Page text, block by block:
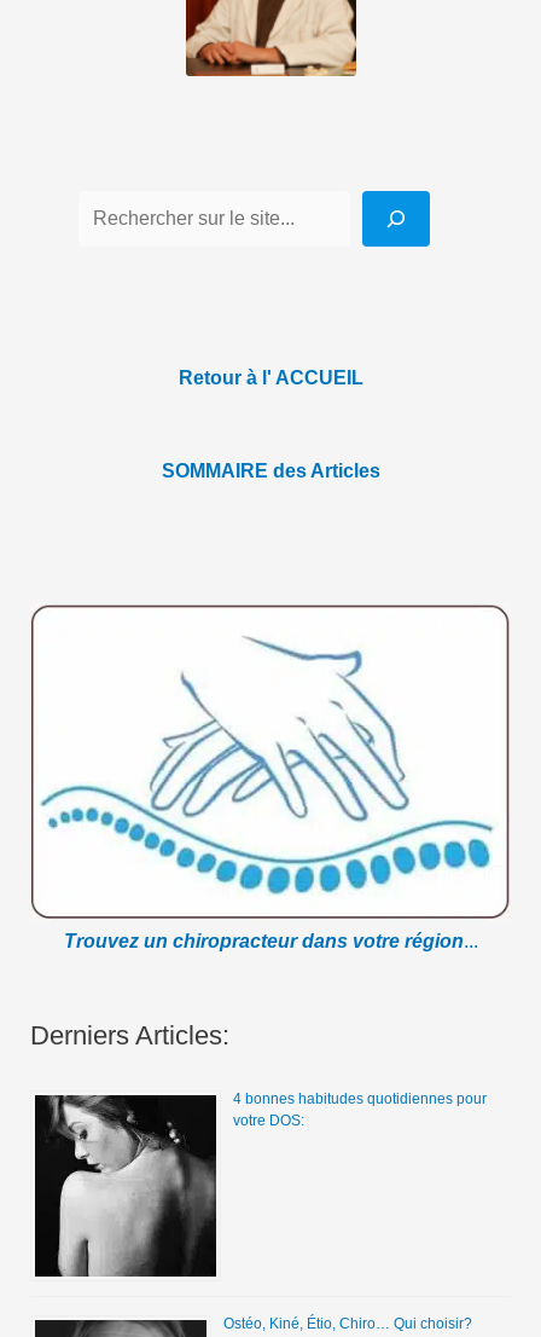
Retour à l' ACCUEIL
SOMMAIRE des Articles
Trouvez un chiropracteur dans votre région...
Derniers Articles:
4 bonnes habitudes quotidiennes pour
votre DOS:
Ostéo, Kiné, Étio, Chiro… Qui choisir?